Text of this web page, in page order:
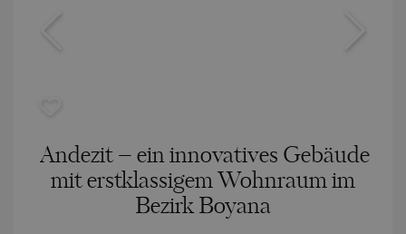
Andezit – ein innovatives Gebäude
mit erstklassigem Wohnraum im
Bezirk Boyana